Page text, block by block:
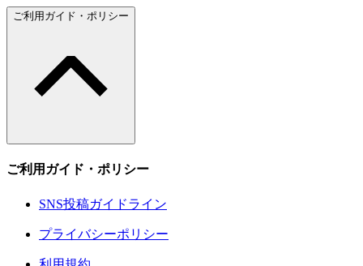
ご利用ガイド・ポリシー
ご利用ガイド・ポリシー
SNS投稿ガイドライン
プライバシーポリシー